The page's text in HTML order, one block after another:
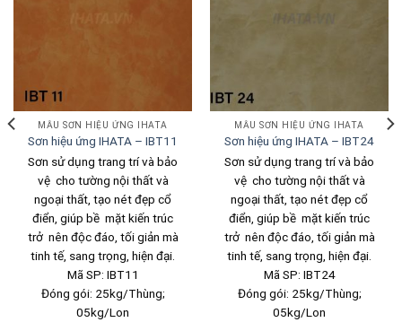
MẪU SƠN HIỆU ỨNG IHATA
Sơn hiệu ứng IHATA – IBT11
Sơn sử dụng trang trí và bảo
vệ cho tường nội thất và
ngoại thất, tạo nét đẹp cổ
điển, giúp bề mặt kiến trúc
trở nên độc đáo, tối giản mà
tinh tế, sang trọng, hiện đại.
Mã SP: IBT11
Đóng gói: 25kg/Thùng;
05kg/Lon
MẪU SƠN HIỆU ỨNG IHATA
Sơn hiệu ứng IHATA – IBT24
Sơn sử dụng trang trí và bảo
vệ cho tường nội thất và
ngoại thất, tạo nét đẹp cổ
điển, giúp bề mặt kiến trúc
trở nên độc đáo, tối giản mà
tinh tế, sang trọng, hiện đại.
Mã SP: IBT24
Đóng gói: 25kg/Thùng;
05kg/Lon